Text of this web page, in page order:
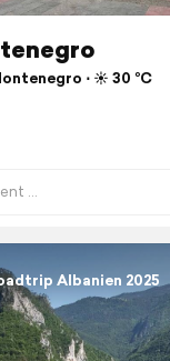
⋅ ☀️ 30 °C
Albanien 2025